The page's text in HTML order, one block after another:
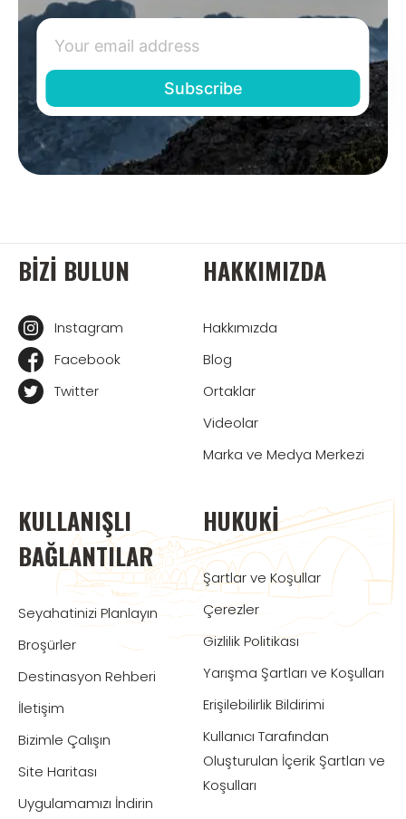
BIZI BULUN
Instagram
Facebook
Twitter
HAKKIMIZDA
Hakkımızda
Blog
Ortaklar
Videolar
Marka ve Medya Merkezi
KULLANIŞLI
BAĞLANTILAR
Seyahatinizi Planlayın
Broşürler
Destinasyon Rehberi
İletişim
Bizimle Çalışın
Site Haritası
Uygulamamızı İndirin
HUKUKI
Şartlar ve Koşullar
Çerezler
Gizlilik Politikası
Yarışma Şartları ve Koşulları
Erişilebilirlik Bildirimi
Kullanıcı Tarafından
Oluşturulan İçerik Şartları ve
Koşulları